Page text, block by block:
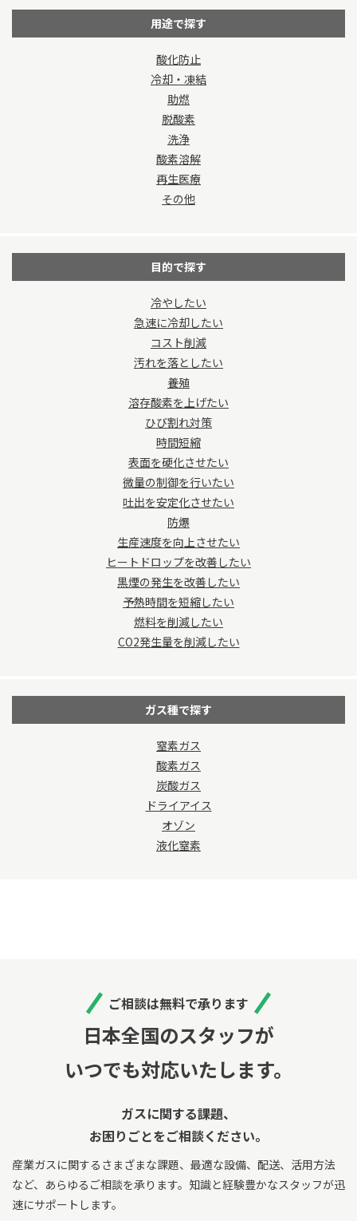
用途で探す
酸化防止
冷却・凍結
助燃
脱酸素
洗浄
酸素溶解
再生医療
その他
目的で探す
冷やしたい
急速に冷却したい
コスト削減
汚れを落としたい
養殖
溶存酸素を上げたい
ひび割れ対策
時間短縮
表面を硬化させたい
微量の制御を行いたい
吐出を安定化させたい
防爆
生産速度を向上させたい
ヒートドロップを改善したい
黒煙の発生を改善したい
予熱時間を短縮したい
燃料を削減したい
CO2発生量を削減したい
ガス種で探す
窒素ガス
酸素ガス
炭酸ガス
ドライアイス
オゾン
液化窒素
ご相談は無料で承ります
日本全国のスタッフが
いつでも対応いたします。
ガスに関する課題、
お困りごとをご相談ください。
産業ガスに関するさまざまな課題、最適な設備、配送、活用方法
など、あらゆるご相談を承ります。 知識と経験豊かなスタッフが迅
速にサポートします。